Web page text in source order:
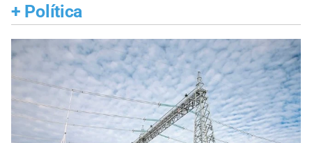
+ Política